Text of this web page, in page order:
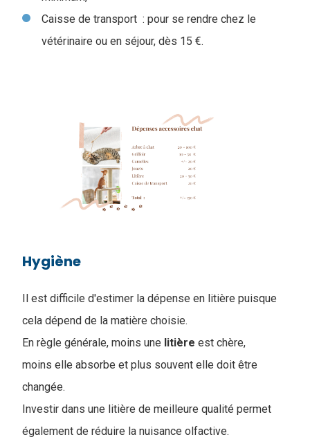
Caisse de transport : pour se rendre chez le
vétérinaire ou en séjour, dès 15 €.
Hygiène
Il est difficile d'estimer la dépense en litière puisque
cela dépend de la matière choisie.
En règle générale, moins une litière est chère,
moins elle absorbe et plus souvent elle doit être
changée.
Investir dans une litière de meilleure qualité permet
également de réduire la nuisance olfactive.